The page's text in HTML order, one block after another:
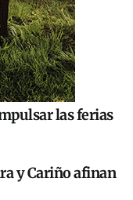
las ferias
y Cariño afinan